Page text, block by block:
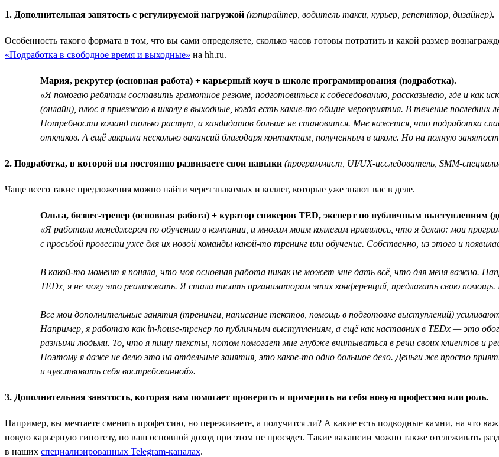
1. Дополнительная занятость с регулируемой нагрузкой (копирайтер, водитель такси, курьер, репетитор, дизайнер).
Особенность такого формата в том, что вы сами определяете, сколько часов готовы потратить и какой размер
«Подработка в свободное время и выходные» на hh.ru.
Мария, рекрутер (основная работа) + карьерный коуч в школе программирования (подработка).
«Я помогаю ребятам составить грамотное резюме, подготовиться к собеседованию, рассказываю, где и как
(онлайн), плюс я приезжаю в школу в выходные, когда есть какие-то общие мероприятия. В течение последних
Потребности команд только растут, а кандидатов больше не становится. Мне кажется, что подработка
откликов. А ещё закрыла несколько вакансий благодаря контактам, полученным в школе. Но на полную
2. Подработка, в которой вы постоянно развиваете свои навыки (программист, UI/UX-исследователь, SMM-
Чаще всего такие предложения можно найти через знакомых и коллег, которые уже знают вас в деле.
Ольга, бизнес-тренер (основная работа) + куратор спикеров TED, эксперт по публичным выступлениям
«Я работала менеджером по обучению в компании, и многим моим коллегам нравилось, что я делаю: мои
с просьбой провести уже для их новой команды какой-то тренинг или обучение. Собственно, из этого и
В какой-то момент я поняла, что моя основная работа никак не может мне дать всё, что для меня важно.
TEDx, я не могу это реализовать. Я стала писать организаторам этих конференций, предлагать свою
Все мои дополнительные занятия (тренинги, написание текстов, помощь в подготовке выступлений)
Например, я работаю как in-house-тренер по публичным выступлениям, а ещё как наставник в TEDx — это
разными людьми. То, что я пишу тексты, потом помогает мне глубже вчитываться в речи своих клиентов и
Поэтому я даже не делю это на отдельные занятия, это какое-то одно большое дело. Деньги же просто
и чувствовать себя востребованной».
3. Дополнительная занятость, которая вам помогает проверить и примерить на себя новую профессию или роль.
Например, вы мечтаете сменить профессию, но переживаете, а получится ли? А какие есть подводные камни, на что
новую карьерную гипотезу, но ваш основной доход при этом не просядет. Такие вакансии можно также отслеживать
в наших специализированных Telegram-каналах.